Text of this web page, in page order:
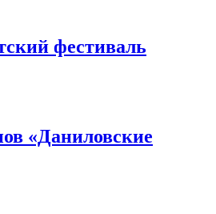
фестиваль
«Даниловские